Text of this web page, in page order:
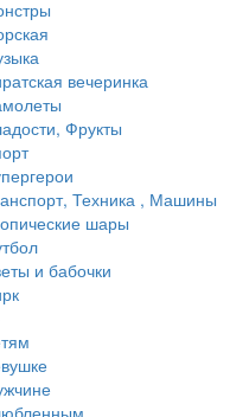
вечеринка
Фрукты
Техника , Машины
шары
и бабочки